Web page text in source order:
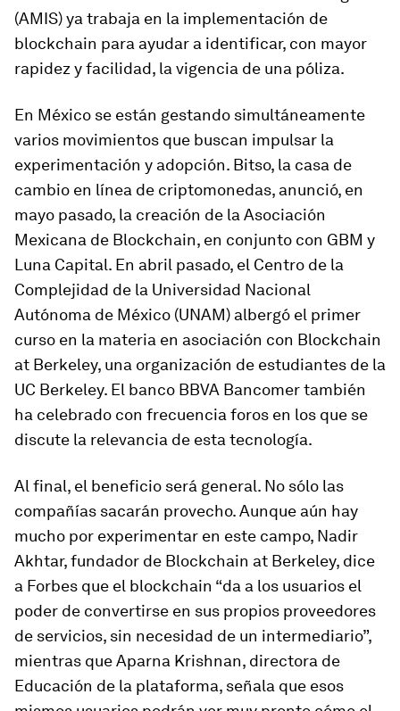
(AMIS) ya trabaja en la implementación de
blockchain para ayudar a identificar, con mayor
rapidez y facilidad, la vigencia de una póliza.
En México se están gestando simultáneamente
varios movimientos que buscan impulsar la
experimentación y adopción. Bitso, la casa de
cambio en línea de criptomonedas, anunció, en
mayo pasado, la creación de la Asociación
Mexicana de Blockchain, en conjunto con GBM y
Luna Capital. En abril pasado, el Centro de la
Complejidad de la Universidad Nacional
Autónoma de México (UNAM) albergó el primer
curso en la materia en asociación con Blockchain
at Berkeley, una organización de estudiantes de la
UC Berkeley. El banco BBVA Bancomer también
ha celebrado con frecuencia foros en los que se
discute la relevancia de esta tecnología.
Al final, el beneficio será general. No sólo las
compañías sacarán provecho. Aunque aún hay
mucho por experimentar en este campo, Nadir
Akhtar, fundador de Blockchain at Berkeley, dice
a Forbes que el blockchain “da a los usuarios el
poder de convertirse en sus propios proveedores
de servicios, sin necesidad de un intermediario”,
mientras que Aparna Krishnan, directora de
Educación de la plataforma, señala que esos